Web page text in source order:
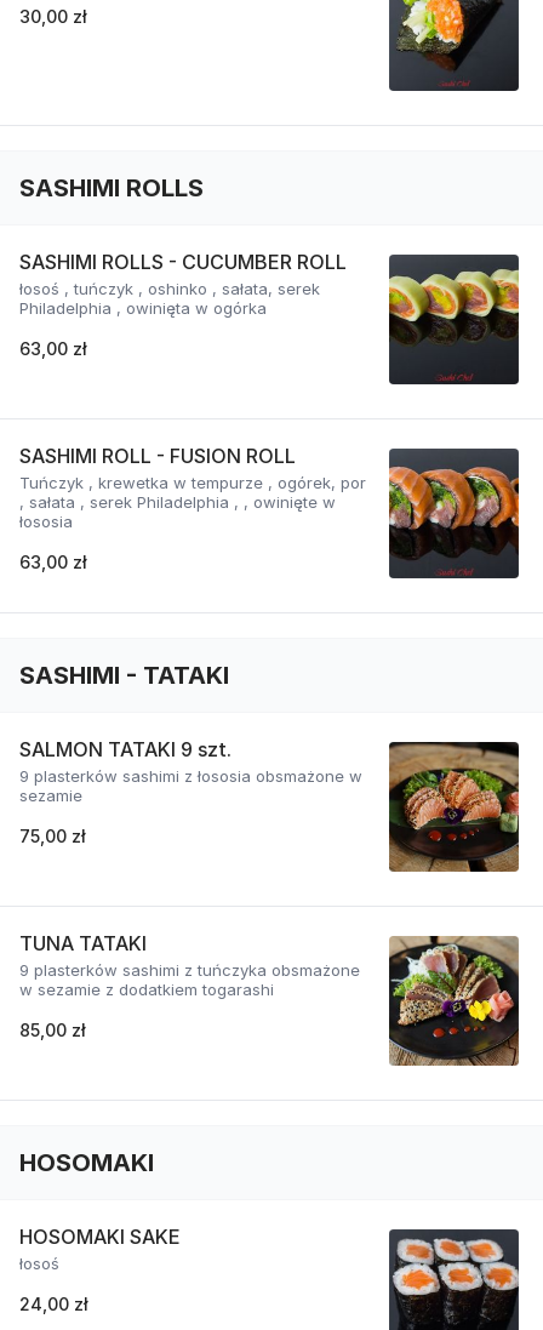
30,00 zł
SASHIMI ROLLS
SASHIMI ROLLS - CUCUMBER ROLL
łosoś , tuńczyk , oshinko , sałata, serek
Philadelphia , owinięta w ogórka
63,00 zł
SASHIMI ROLL - FUSION ROLL
Tuńczyk , krewetka w tempurze , ogórek, por
, sałata , serek Philadelphia , , owinięte w
łososia
63,00 zł
SASHIMI - TATAKI
SALMON TATAKI 9 szt.
9 plasterków sashimi z łososia obsmażone w
sezamie
75,00 zł
TUNA TATAKI
9 plasterków sashimi z tuńczyka obsmażone
w sezamie z dodatkiem togarashi
85,00 zł
HOSOMAKI
HOSOMAKI SAKE
łosoś
24,00 zł